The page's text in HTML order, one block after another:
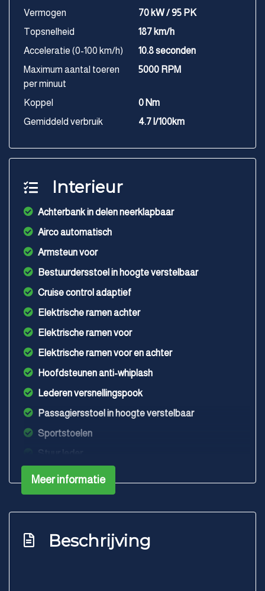
Vermogen
70 kW / 95 PK
Topsnelheid
187 km/h
Acceleratie (0-100 km/h)
10.8 seconden
Maximum aantal toeren
per minuut
5000 RPM
Koppel
0 Nm
Gemiddeld verbruik
4.7 l/100km
Interieur
Achterbank in delen neerklapbaar
Airco automatisch
Armsteun voor
Bestuurdersstoel in hoogte verstelbaar
Cruise control adaptief
Elektrische ramen achter
Elektrische ramen voor
Elektrische ramen voor en achter
Hoofdsteunen anti-whiplash
Lederen versnellingspook
Passagiersstoel in hoogte verstelbaar
Sportstoelen
Stuur leder en multifunctioneel
Stuur verstelbaar
Stuurbekrachtiging snelheidsafhankelijk
Voorstoelen in hoogte verstelbaar
Meer informatie
Beschrijving